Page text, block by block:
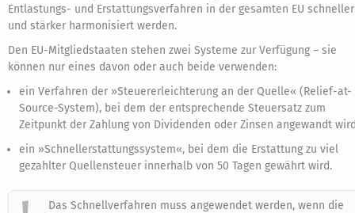
Entlastungs- und Erstattungsverfahren in der gesamten EU schneller
und stärker harmonisiert werden.
Den EU-Mitgliedstaaten stehen zwei Systeme zur Verfügung – sie
können nur eines davon oder auch beide verwenden:
ein Verfahren der »Steuererleichterung an der Quelle« (Relief-at-
Source-System), bei dem der entsprechende Steuersatz zum
Zeitpunkt der Zahlung von Dividenden oder Zinsen angewandt
ein »Schnellerstattungssystem«, bei dem die Erstattung zu viel
gezahlter Quellensteuer innerhalb von 50 Tagen gewährt wird.
Das Schnellverfahren muss angewendet werden, wenn die